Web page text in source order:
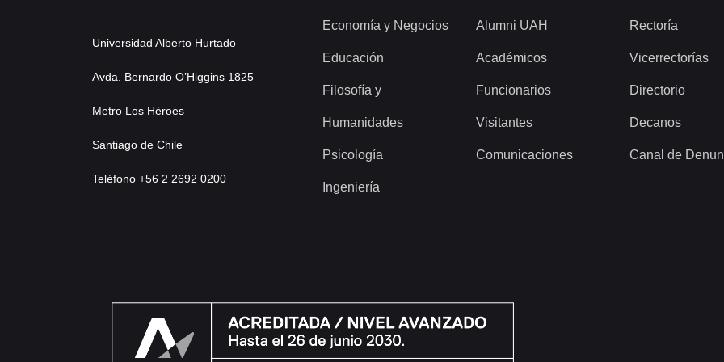
Universidad Alberto Hurtado
Avda. Bernardo O’Higgins 1825
Metro Los Héroes
Santiago de Chile
Teléfono +56 2 2692 0200
Economía y Negocios
Educación
Filosofía y
Humanidades
Psicología
Ingeniería
Alumni UAH
Académicos
Funcionarios
Visitantes
Comunicaciones
Rectoría
Vicerrectorías
Directorio
Decanos
Canal de